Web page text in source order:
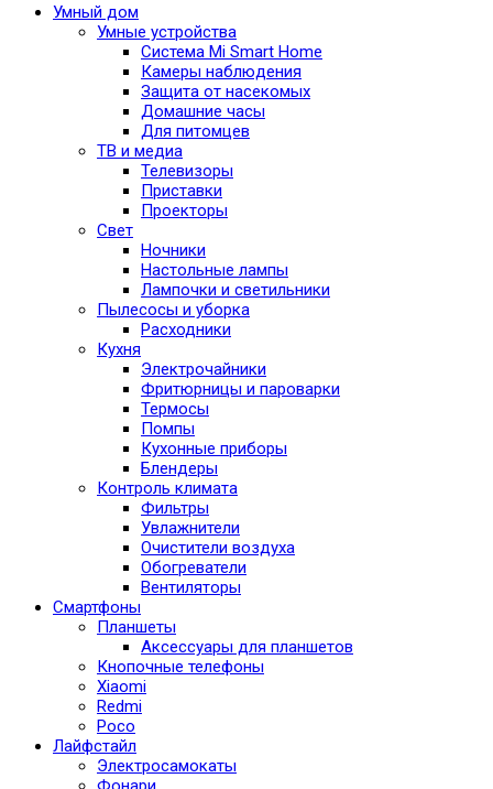
Умный дом
Умные устройства
Система Mi Smart Home
Камеры наблюдения
Защита от насекомых
Домашние часы
Для питомцев
ТВ и медиа
Телевизоры
Приставки
Проекторы
Свет
Ночники
Настольные лампы
Лампочки и светильники
Пылесосы и уборка
Расходники
Кухня
Электрочайники
Фритюрницы и пароварки
Термосы
Помпы
Кухонные приборы
Блендеры
Контроль климата
Фильтры
Увлажнители
Очистители воздуха
Обогреватели
Вентиляторы
Смартфоны
Планшеты
Аксессуары для планшетов
Кнопочные телефоны
Xiaomi
Redmi
Poco
Лайфстайл
Электросамокаты